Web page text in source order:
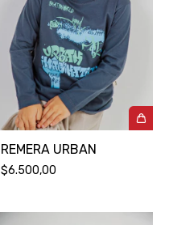
REMERA URBAN
$6.500,00